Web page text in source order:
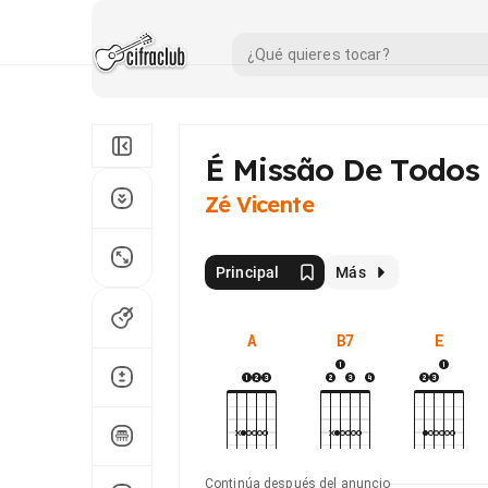
É Missão De
Zé Vicente
Principal Más
A B7 E
Continúa después del anuncio